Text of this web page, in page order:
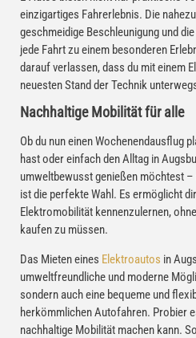
einzigartiges Fahrerlebnis. Die
geschmeidige Beschleunigung und
jede Fahrt zu einem besonderen
darauf verlassen, dass du mit einem
neuesten Stand der Technik
Nachhaltige Mobilität für alle
Ob du nun einen Wochenendausflug
hast oder einfach den Alltag in
umweltbewusst genießen möchtest –
ist die perfekte Wahl. Es ermöglicht
Elektromobilität kennenzulernen,
kaufen zu müssen.
Das Mieten eines Elektroautos in
umweltfreundliche und moderne
sondern auch eine bequeme und
herkömmlichen Autofahren. Probier
nachhaltige Mobilität machen kann.